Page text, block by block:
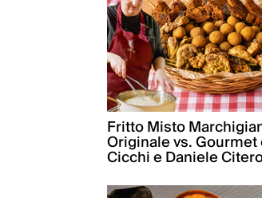
Fritto Misto
Originale vs. Gourmet
Cicchi e Daniele